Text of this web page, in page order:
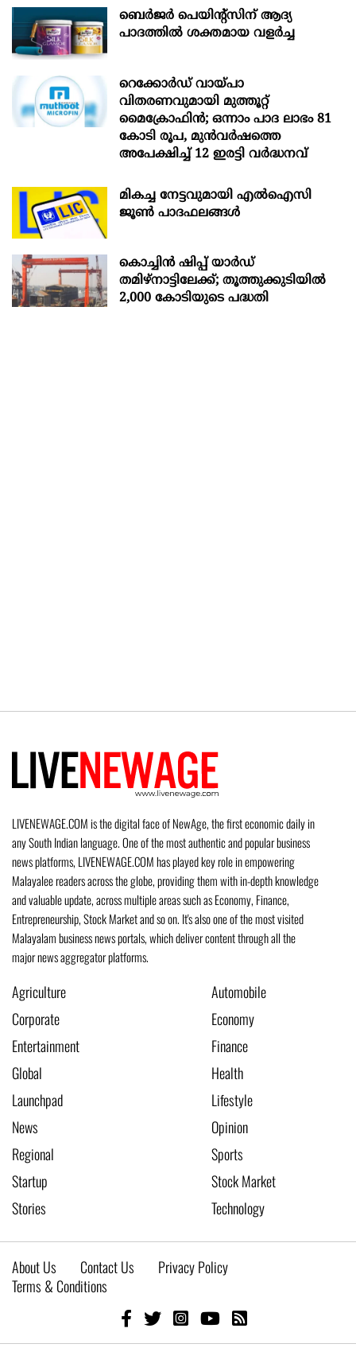
ബെർജർ പെയിന്റ്സിന് ആദ്യ
പാദത്തിൽ ശക്തമായ വളർച്ച
റെക്കോർഡ് വായ്പാ
വിതരണവുമായി മുത്തൂറ്റ്
മൈക്രോഫിൻ; ഒന്നാം പാദ ലാഭം 81
കോടി രൂപ, മുൻവർഷത്തെ
അപേക്ഷിച്ച് 12 ഇരട്ടി വർദ്ധനവ്
മികച്ച നേട്ടവുമായി എൽഐസി
ജൂൺ പാദഫലങ്ങൾ
കൊച്ചിന്‍ ഷിപ്പ് യാർഡ്
തമിഴ്നാട്ടിലേക്ക്; തൂത്തുക്കുടിയിൽ
2,000 കോടിയുടെ പദ്ധതി
LIVENEWAGE.COM is the digital face of NewAge, the first economic daily in
any South Indian language. One of the most authentic and popular business
news platforms, LIVENEWAGE.COM has played key role in empowering
Malayalee readers across the globe, providing them with in-depth knowledge
and valuable update, across multiple areas such as Economy, Finance,
Entrepreneurship, Stock Market and so on. It's also one of the most visited
Malayalam business news portals, which deliver content through all the
major news aggregator platforms.
Agriculture
Automobile
Corporate
Economy
Entertainment
Finance
Global
Health
Launchpad
Lifestyle
News
Opinion
Regional
Sports
Startup
Stock Market
Stories
Technology
About Us Contact Us
Privacy Policy
Terms & Conditions